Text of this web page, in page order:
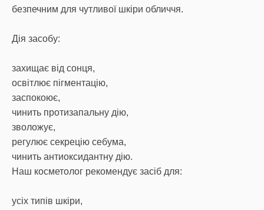
безпечним для чутливої шкіри обличчя.
Дія засобу:
захищає від сонця,
освітлює пігментацію,
заспокоює,
чинить протизапальну дію,
зволожує,
регулює секрецію себума,
чинить антиоксидантну дію.
Наш косметолог рекомендує засіб для:
усіх типів шкіри,